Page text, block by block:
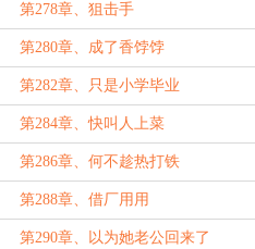
第278章、狙击手
第280章、成了香饽饽
第282章、只是小学毕业
第284章、快叫人上菜
第286章、何不趁热打铁
第288章、借厂用用
第290章、以为她老公回来了